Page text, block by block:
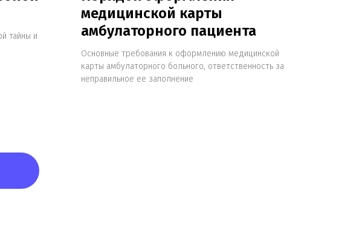
тайны и
медицинской карты
амбулаторного пациента
Основные требования к оформлению медицинской
карты амбулаторного больного, ответственность за
неправильное ее заполнение
Я согласен(на) на обработку персональных данных в соответствии
Согласием на обработку персональных данных